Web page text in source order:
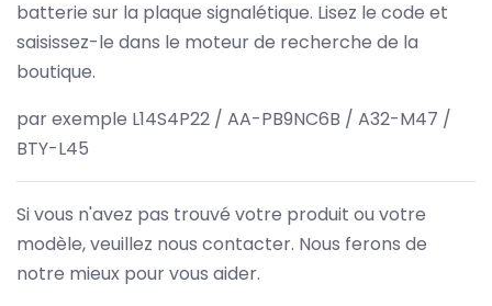
batterie sur la plaque signalétique. Lisez le code et
saisissez-le dans le moteur de recherche de la
boutique.
par exemple L14S4P22 / AA-PB9NC6B / A32-M47 /
BTY-L45
Si vous n'avez pas trouvé votre produit ou votre
modèle, veuillez nous contacter. Nous ferons de
notre mieux pour vous aider.